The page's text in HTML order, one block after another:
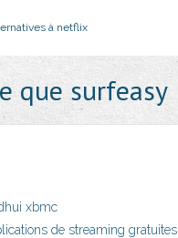
à netflix
que surfeasy
xbmc
de streaming gratuites